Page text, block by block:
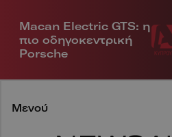
Macan Electric GTS: η
πιο οδηγοκεντρική
Porsche
Μενού
Μενού